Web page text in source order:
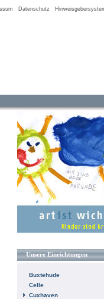
Datenschutz
Unsere Einrichtungen
Buxtehude
Celle
Cuxhaven